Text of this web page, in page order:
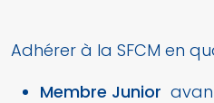
Adhérer à la SFCM en
Membre Junior